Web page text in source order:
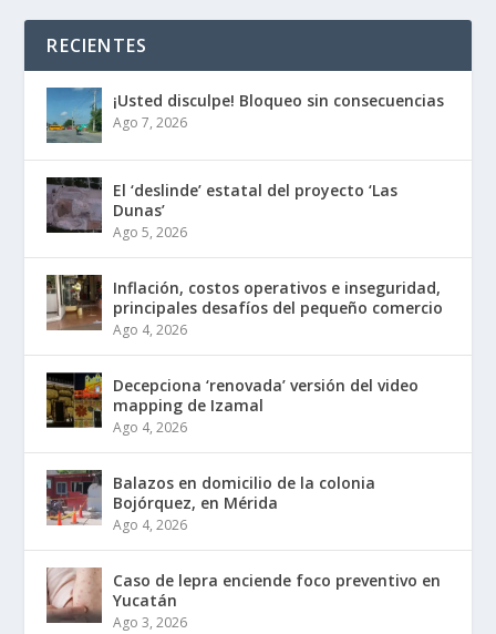
RECIENTES
¡Usted disculpe! Bloqueo sin consecuencias
Ago 7, 2026
El ‘deslinde’ estatal del proyecto ‘Las
Dunas’
Ago 5, 2026
Inflación, costos operativos e inseguridad,
principales desafíos del pequeño comercio
Ago 4, 2026
Decepciona ‘renovada’ versión del video
mapping de Izamal
Ago 4, 2026
Balazos en domicilio de la colonia
Bojórquez, en Mérida
Ago 4, 2026
Caso de lepra enciende foco preventivo en
Yucatán
Ago 3, 2026